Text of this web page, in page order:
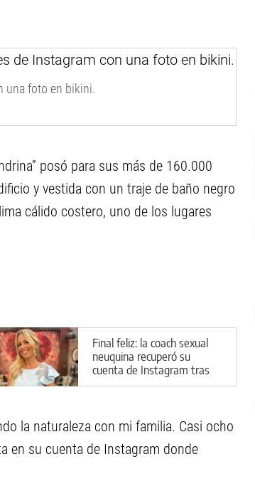
una foto en bikini.
posó para sus más de 160.000
y vestida con un traje de baño negro
cálido costero, uno de los lugares
Final feliz: la coach sexual
neuquina recuperó su
cuenta de Instagram tras
34 días de agonía
la naturaleza con mi familia. Casi ocho
en su cuenta de Instagram donde